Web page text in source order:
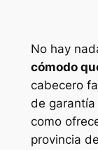
No hay
cómodo
cabecero
de garantía
como
provincia